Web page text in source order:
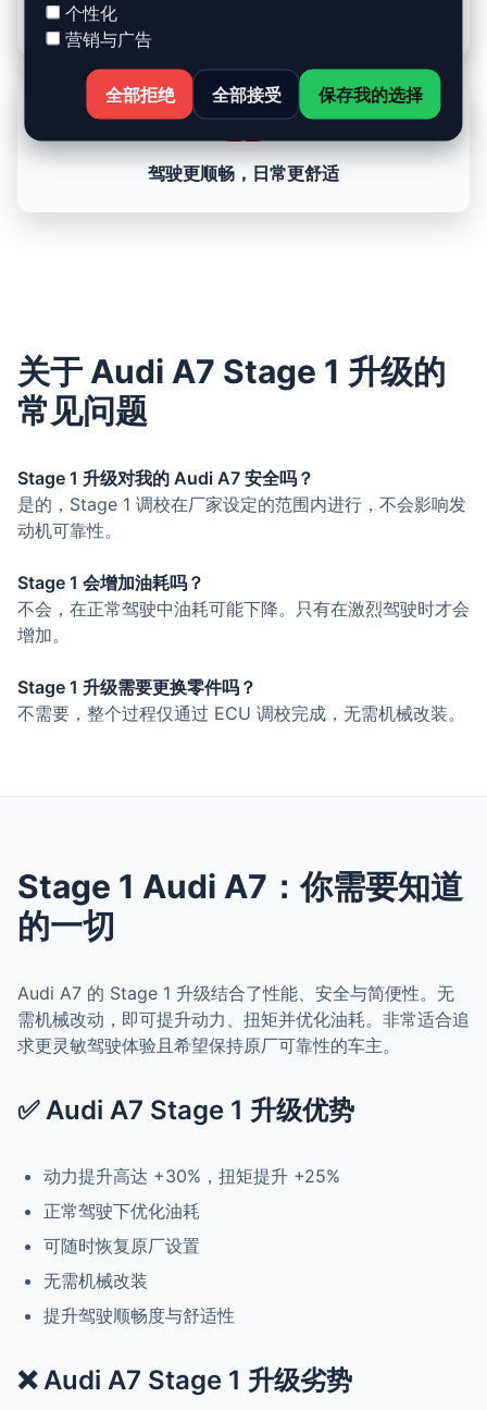
驾驶更顺畅，日常更舒适
关于 Audi A7 Stage 1 升级的
常见问题
Stage 1 升级对我的 Audi A7 安全吗？
是的，Stage 1 调校在厂家设定的范围内进行，不会影响发
动机可靠性。
Stage 1 会增加油耗吗？
不会，在正常驾驶中油耗可能下降。只有在激烈驾驶时才会
增加。
Stage 1 升级需要更换零件吗？
不需要，整个过程仅通过 ECU 调校完成，无需机械改装。
Stage 1 Audi A7：你需要知道
的一切
Audi A7 的 Stage 1 升级结合了性能、安全与简便性。无
需机械改动，即可提升动力、扭矩并优化油耗。非常适合追
求更灵敏驾驶体验且希望保持原厂可靠性的车主。
✅ Audi A7 Stage 1 升级优势
动力提升高达 +30%，扭矩提升 +25%
正常驾驶下优化油耗
可随时恢复原厂设置
无需机械改装
提升驾驶顺畅度与舒适性
❌ Audi A7 Stage 1 升级劣势
个性化
营销与广告
全部拒绝 全部接受 保存我的选择